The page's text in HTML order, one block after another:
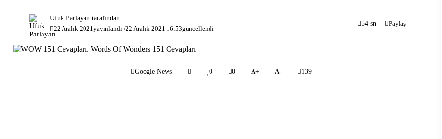
Ufuk Parlayan tarafından
22 Aralık 2021yayınlandı /22 Aralık 2021 16:53güncellendi
54 sn Paylaş
Google News 0 0 + - 139